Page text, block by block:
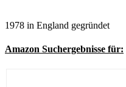
1978 in England gegründet
Amazon Suchergebnisse für: